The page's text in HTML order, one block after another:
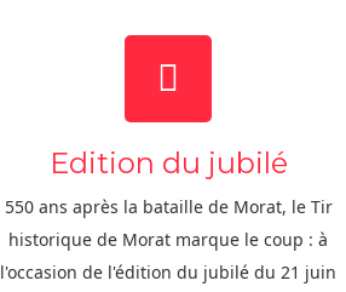
Edition du jubilé
550 ans après la bataille de Morat, le Tir
historique de Morat marque le coup : à
l'occasion de l'édition du jubilé du 21 juin